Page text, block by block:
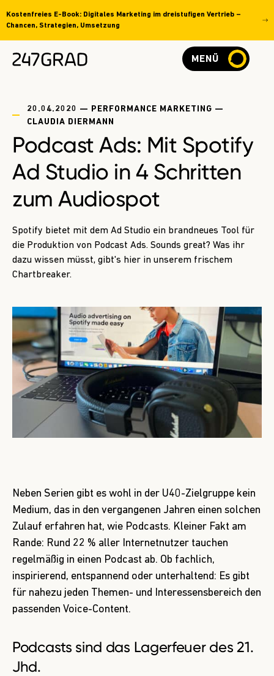
Kostenfreies E-Book: Digitales Marketing im dreistufigen Vertrieb –
Chancen, Strategien, Umsetzung
MENÜ
20.04.2020 — PERFORMANCE MARKETING —
CLAUDIA DIERMANN
Podcast Ads: Mit Spotify
Ad Studio in 4 Schritten
zum Audiospot
Spotify bietet mit dem Ad Studio ein brandneues Tool für
die Produktion von Podcast Ads. Sounds great? Was ihr
dazu wissen müsst, gibt's hier in unserem frischem
Chartbreaker.
Neben Serien gibt es wohl in der U40-Zielgruppe kein
Medium, das in den vergangenen Jahren einen solchen
Zulauf erfahren hat, wie Podcasts. Kleiner Fakt am
Rande: Rund 22 % aller Internetnutzer tauchen
regelmäßig in einen Podcast ab. Ob fachlich,
inspirierend, entspannend oder unterhaltend: Es gibt
für nahezu jeden Themen- und Interessensbereich den
passenden Voice-Content.
Podcasts sind das Lagerfeuer des 21.
Jhd.